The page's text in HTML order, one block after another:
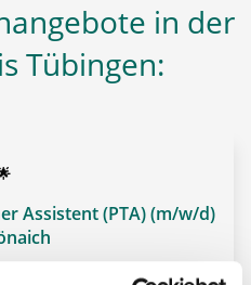
in der
Tübingen:
Assistent (PTA) (m/w/d)